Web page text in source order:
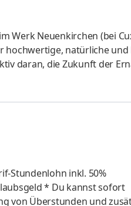
daran, die Zukunft der
stellen wir
Süßwaren für viele